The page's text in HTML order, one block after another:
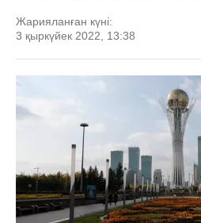
Жарияланған күні:
3 қыркүйек 2022, 13:38